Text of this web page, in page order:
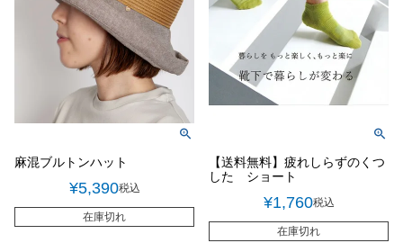
麻混ブルトンハット
¥5,390税込
在庫切れ
【送料無料】疲れしらずのくつ
した ショート
¥1,760税込
在庫切れ